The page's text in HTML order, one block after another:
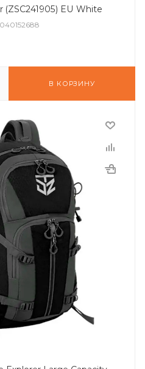
EU White
В КОРЗИНУ